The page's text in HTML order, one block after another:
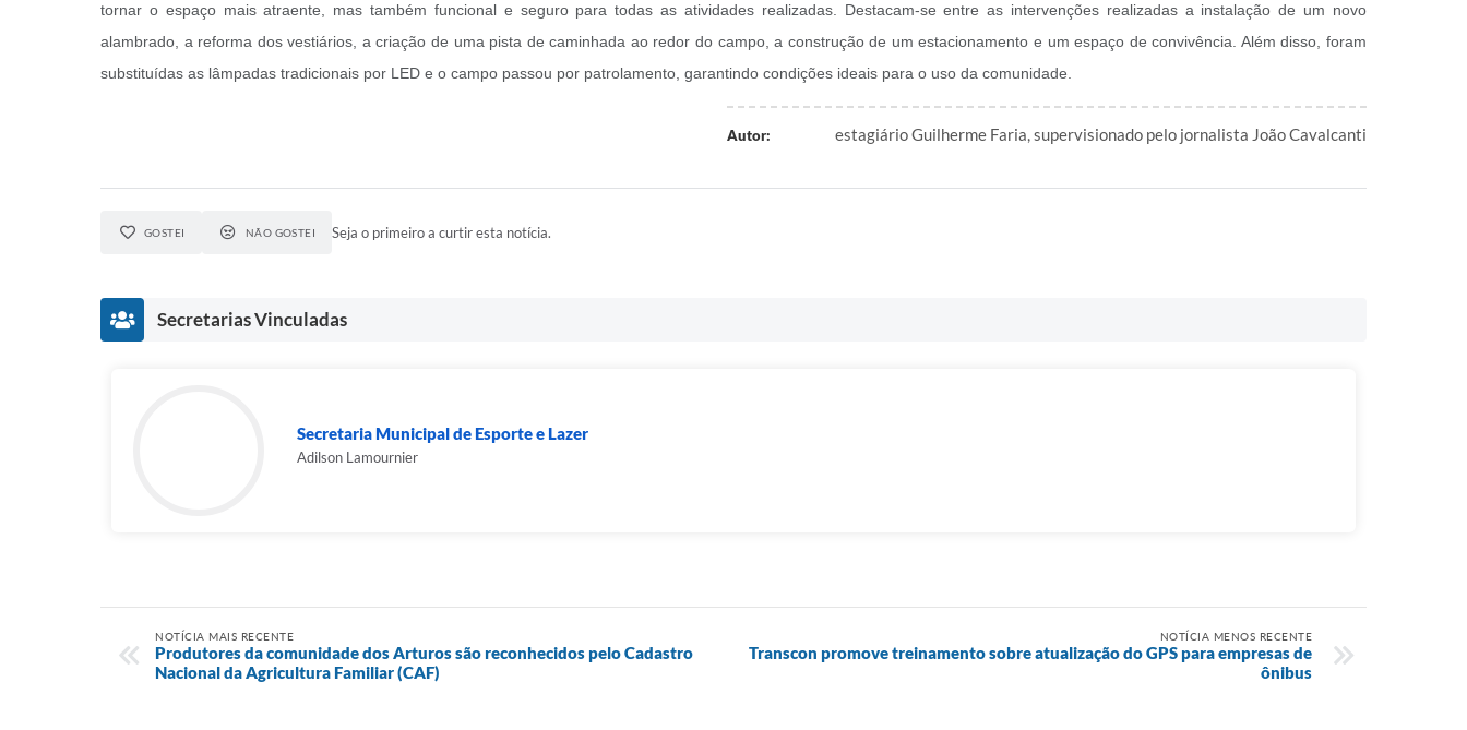
tornar o espaço mais atraente, mas também funcional e seguro para todas as atividades realizadas. Destacam-se entre as intervenções realizadas a instalação de um novo
alambrado, a reforma dos vestiários, a criação de uma pista de caminhada ao redor do campo, a construção de um estacionamento e um espaço de convivência. Além disso, foram
substituídas as lâmpadas tradicionais por LED e o campo passou por patrolamento, garantindo condições ideais para o uso da comunidade.
Autor: estagiário Guilherme Faria, supervisionado pelo jornalista João Cavalcanti
GOSTEI NÃO GOSTEI Seja o primeiro a curtir esta notícia.
Secretarias Vinculadas
Secretaria Municipal de Esporte e Lazer
Adilson Lamournier
NOTÍCIA MAIS RECENTE
Produtores da comunidade dos Arturos são reconhecidos pelo Cadastro
Nacional da Agricultura Familiar (CAF)
NOTÍCIA MENOS RECENTE
Transcon promove treinamento sobre atualização do GPS para empresas de
ônibus